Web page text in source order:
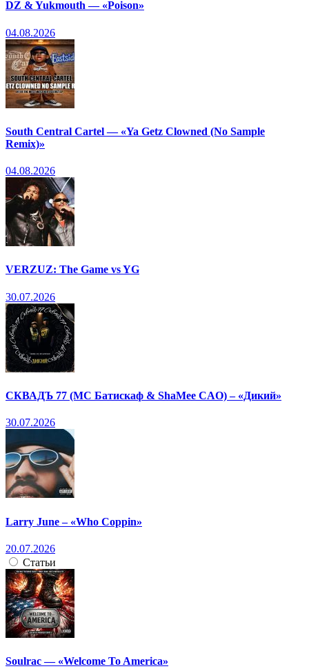
DZ & Yukmouth — «Poison»
04.08.2026
South Central Cartel — «Ya Getz Clowned (No Sample
Remix)»
04.08.2026
VERZUZ: The Game vs YG
30.07.2026
СКВАДЪ 77 (МС Батискаф & ShaMee CAO) – «Дикий»
30.07.2026
Larry June – «Who Coppin»
20.07.2026
Статьи
Soulrac — «Welcome To America»